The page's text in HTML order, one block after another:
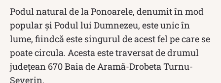
Podul natural de la Ponoarele, denumit în mod
popular și Podul lui Dumnezeu, este unic în
lume, fiindcă este singurul de acest fel pe care se
poate circula. Acesta este traversat de drumul
județean 670 Baia de Aramă-Drobeta Turnu-
Severin.